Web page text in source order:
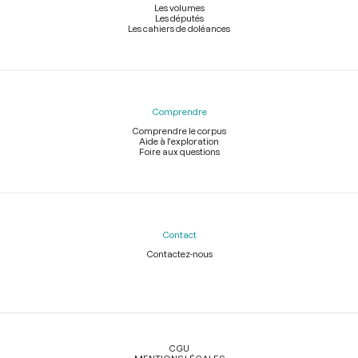
Les volumes
Les députés
Les cahiers de doléances
Comprendre
Comprendre le corpus
Aide à l'exploration
Foire aux questions
Contact
Contactez-nous
Légal
CGU